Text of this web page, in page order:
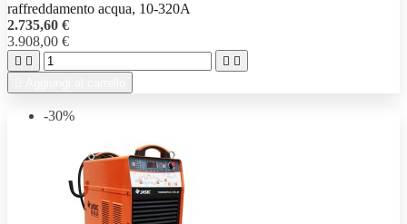
raffreddamento acqua, 10-320A
2.735,60 €
3.908,00 €
   
-30%